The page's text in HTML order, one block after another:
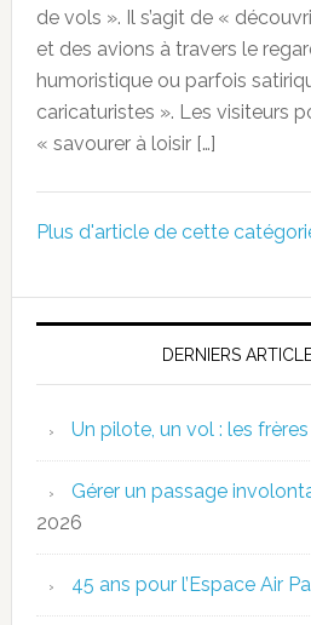
de vols ». Il s’agit de «
et des avions à travers le
humoristique ou parfois
caricaturistes ». Les visiteurs
« savourer à loisir […]
Plus d'article de cette
DERNIERS
Un pilote, un vol : les
Gérer un passage
2026
45 ans pour l’Espace Air